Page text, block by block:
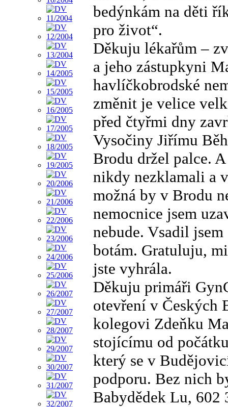
bedýnkám na děti
pro život“.
Děkuju lékařům –
a jeho zástupkyni
havlíčkobrodské
změnit je velice
před čtyřmi dny
Vysočiny Jiřímu
Brodu držel palce.
nikdy nezklamali a
možná by v Brodu
nemocnice jsem
nebude. Vsadil
botám. Gratuluju,
jste vyhrála.
Děkuju primáři
otevření v Českých
kolegovi Zdeňku
stojícímu od
který se v
podporu. Bez nich
Babydědek Lu, 602